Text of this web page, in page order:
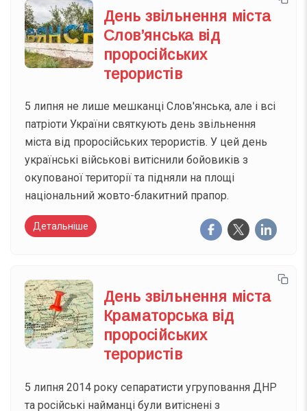
День звільнення міста
Слов’янська від
проросійських
терористів
5 липня не лише мешканці Слов'янська, але і всі
патріоти України святкують день звільнення
міста від проросійських терористів. У цей день
українські військові витіснили бойовиків з
окупованої території та підняли на площі
національний жовто-блакитний прапор.
Детальніше
День звільнення міста
Краматорська від
проросійських
терористів
5 липня 2014 року сепаратисти угруповання ДНР
та російські найманці були витіснені з